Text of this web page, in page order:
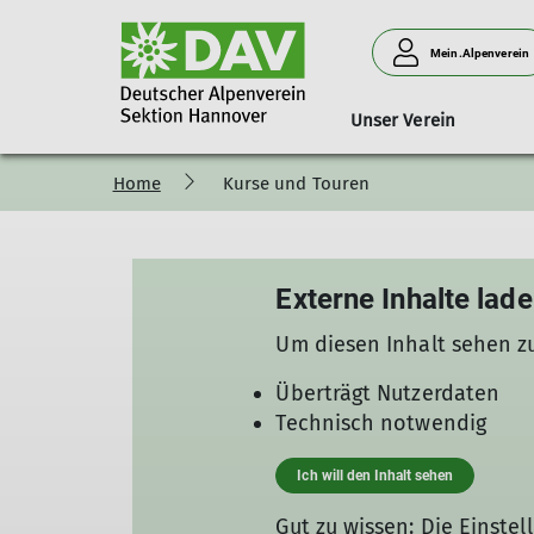
Mein.Alpenverein
Unser Verein
Ansprechpartner Mitteilungen
Monatsplan
Mitteilungsarchiv
Jugendgruppen Warteliste
Klettern Indoor Klettern Outdoor
Bergsport Klettersport
Ste*nchen
Klettern Spezial
Kansteinhütte
Bilanzierung der Sektion Hannover
Home Kurse und Touren
Externe Inhalte
Um diesen Inhalt sehen
Überträgt Nutzerdaten
Technisch notwendig
Ich will den Inhalt sehen
Gut zu wissen: Die